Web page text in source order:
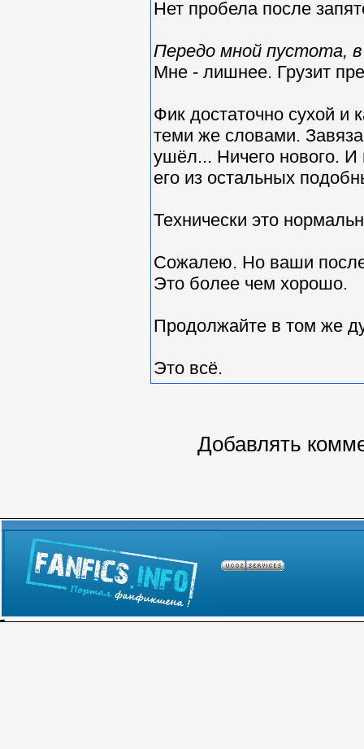
Нет пробела после
Передо мной пустота,
Мне - лишнее. Грузит
Фик достаточно сухой
теми же словами.
ушёл... Ничего нового. И
его из остальных
Технически это
Сожалею. Но ваши
Это более чем хорошо.
Продолжайте в том же
Это всё.
Добавлять